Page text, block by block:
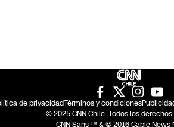
de privacidadTérminos y condiciones
© 2025 CNN Chile. Todos los
CNN Sans ™ & © 2016 Cable News